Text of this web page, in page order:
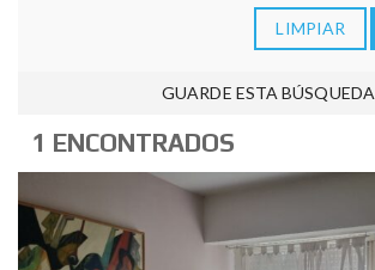
LIMPIAR
GUARDE ESTA BÚSQUEDA
1 ENCONTRADOS